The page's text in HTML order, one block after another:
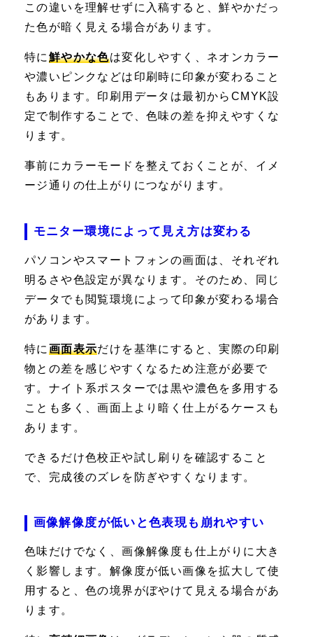
この違いを理解せずに入稿すると、鮮やかだっ
た色が暗く見える場合があります。
特に 鮮やかな色は変化しやすく、ネオンカラー
や濃いピンクなどは印刷時に印象が変わること
もあります。印刷用データは最初からCMYK設
定で制作することで、色味の差を抑えやすくな
ります。
事前にカラーモードを整えておくことが、イメ
ージ通りの仕上がりにつながります。
モニター環境によって見え方は変わる
パソコンやスマートフォンの画面は、それぞれ
明るさや色設定が異なります。そのため、同じ
データでも閲覧環境によって印象が変わる場合
があります。
特に 画面表示だけを基準にすると、実際の印刷
物との差を感じやすくなるため注意が必要で
す。ナイト系ポスターでは黒や濃色を多用する
ことも多く、画面上より暗く仕上がるケースも
あります。
できるだけ色校正や試し刷りを確認すること
で、完成後のズレを防ぎやすくなります。
画像解像度が低いと色表現も崩れやすい
色味だけでなく、画像解像度も仕上がりに大き
く影響します。解像度が低い画像を拡大して使
用すると、色の境界がぼやけて見える場合があ
ります。